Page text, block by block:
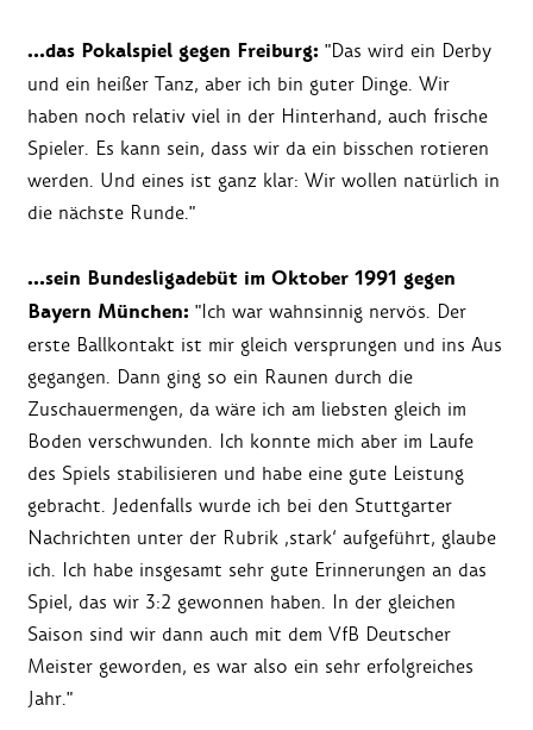
…das Pokalspiel gegen Freiburg: "Das wird ein Derby
und ein heißer Tanz, aber ich bin guter Dinge. Wir
haben noch relativ viel in der Hinterhand, auch frische
Spieler. Es kann sein, dass wir da ein bisschen rotieren
werden. Und eines ist ganz klar: Wir wollen natürlich in
die nächste Runde."
…sein Bundesligadebüt im Oktober 1991 gegen
Bayern München: "Ich war wahnsinnig nervös. Der
erste Ballkontakt ist mir gleich versprungen und ins Aus
gegangen. Dann ging so ein Raunen durch die
Zuschauermengen, da wäre ich am liebsten gleich im
Boden verschwunden. Ich konnte mich aber im Laufe
des Spiels stabilisieren und habe eine gute Leistung
gebracht. Jedenfalls wurde ich bei den Stuttgarter
Nachrichten unter der Rubrik ‚stark‘ aufgeführt, glaube
ich. Ich habe insgesamt sehr gute Erinnerungen an das
Spiel, das wir 3:2 gewonnen haben. In der gleichen
Saison sind wir dann auch mit dem VfB Deutscher
Meister geworden, es war also ein sehr erfolgreiches
Jahr."